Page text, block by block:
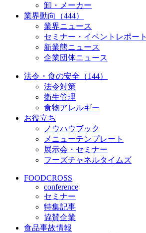
卸・メーカー
業界動向（444）
業界ニュース
セミナー・イベントレポート
新業態ニュース
企業団体ニュース
法令・食の安全（144）
法令対策
衛生管理
食物アレルギー
お役立ち
ノウハウブック
メニューテンプレート
展示会・セミナー
フーズチャネルタイムズ
FOODCROSS
conference
セミナー
特集記事
協賛企業
食品事故情報